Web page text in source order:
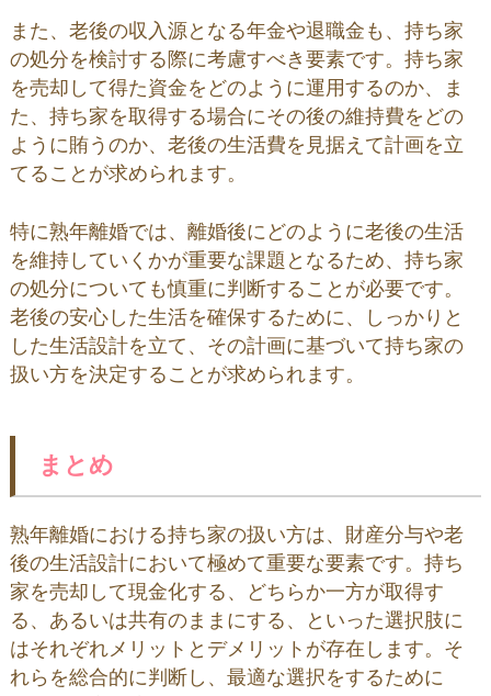
また、老後の収入源となる年金や退職金も、持ち家
の処分を検討する際に考慮すべき要素です。持ち家
を売却して得た資金をどのように運用するのか、ま
た、持ち家を取得する場合にその後の維持費をどの
ように賄うのか、老後の生活費を見据えて計画を立
てることが求められます。
特に熟年離婚では、離婚後にどのように老後の生活
を維持していくかが重要な課題となるため、持ち家
の処分についても慎重に判断することが必要です。
老後の安心した生活を確保するために、しっかりと
した生活設計を立て、その計画に基づいて持ち家の
扱い方を決定することが求められます。
まとめ
熟年離婚における持ち家の扱い方は、財産分与や老
後の生活設計において極めて重要な要素です。持ち
家を売却して現金化する、どちらか一方が取得す
る、あるいは共有のままにする、といった選択肢に
はそれぞれメリットとデメリットが存在します。そ
れらを総合的に判断し、最適な選択をするために